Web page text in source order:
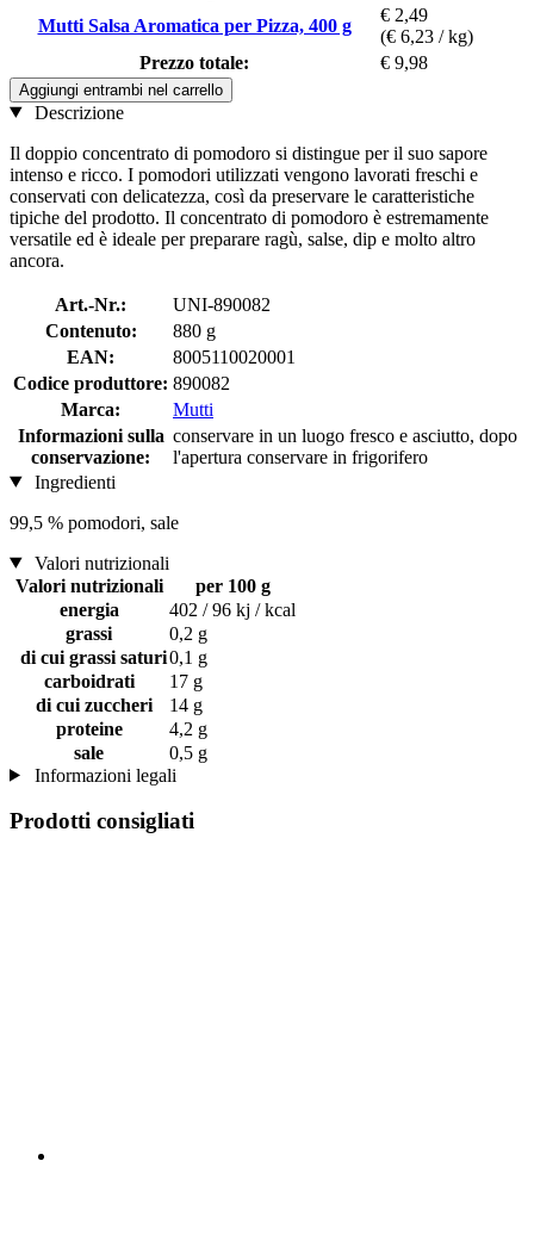
Mutti Salsa Aromatica per Pizza, 400 g
€ 2,49
(€ 6,23 / kg)
Prezzo totale:
€ 9,98
Aggiungi entrambi nel carrello
Descrizione
Il doppio concentrato di pomodoro si distingue per il suo sapore
intenso e ricco. I pomodori utilizzati vengono lavorati freschi e
conservati con delicatezza, così da preservare le caratteristiche
tipiche del prodotto. Il concentrato di pomodoro è estremamente
versatile ed è ideale per preparare ragù, salse, dip e molto altro
ancora.
Art.-Nr.:
UNI-890082
Contenuto:
880 g
EAN:
8005110020001
Codice produttore: 890082
Marca:
Mutti
Informazioni sulla
conservazione:
conservare in un luogo fresco e asciutto, dopo
l'apertura conservare in frigorifero
Ingredienti
99,5 % pomodori, sale
Valori nutrizionali
Valori nutrizionali
per 100 g
energia
402 / 96 kj / kcal
grassi
0,2 g
di cui grassi saturi0,1 g
carboidrati
17 g
di cui zuccheri
14 g
proteine
4,2 g
sale
0,5 g
Informazioni legali
Prodotti consigliati